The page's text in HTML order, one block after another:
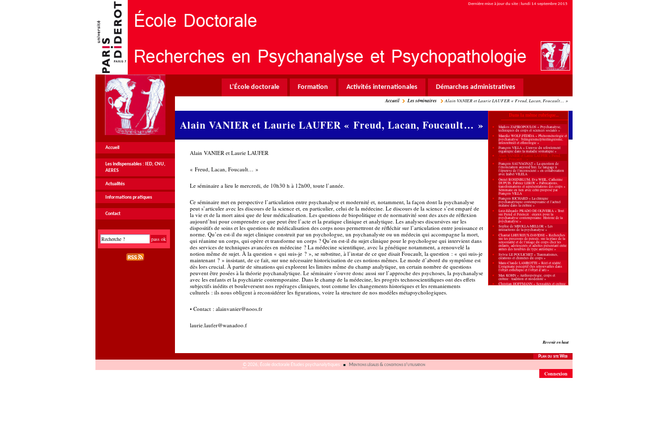
Dernière mise à jour du site : lundi 14 septembre 2015
L’École doctorale Formation Activités internationales Démarches administratives
Accueil Les séminaires Alain VANIER et Laurie LAUFER « Freud, Lacan, Foucault… »
Dans la même rubrique...
Markos ZAFIROPOULOS « Psychanalyse,
techniques du corps et sciences sociales »
Mareike WOLF-FÉDIDA « Phénoménologie et
psychanalyse : bilinguisme/plurilinguisme,
interculturel et ethnologie »
François VILLA « L’œuvre du refoulement
organique dans la maladie somatique »
Alain VANIER et Laurie LAUFER « Freud,
Lacan, Foucault… »
François SAUVAGNAT « La question de
l’énonciation aujourd’hui. Le langage à
l’épreuve de l’inconscient » en collaboration
avec Izabel VILELA
Ouriel ROSENBLUM, Eva WEIL, Catherine
DUPUIS, Fabrice LEROY « Fabrications,
transformations et représentations des corps »
Séminaire en lien avec celui proposé par
François VILLA
François RICHARD « La clinique
psychanalytique contemporaine et l’actuel
malaise dans la culture »
Luiz-Eduardo PRADO DE OLIVEIRA « Tout
sur Freud et Ferenczi : enjeux pour la
psychanalyse contemporaine. Histoire de la
psychanalyse »
Sophie de MIJOLLA-MELLOR « Les
interactions de la psychanalyse »
Chantal LHEUREUX-DAVIDSE « Recherches
sur les processus de pensée, sur la place de la
sensorialité et de l’image du corps chez les
enfants, adolescents et adultes présentant entre
autres des troubles de type autistique »
Sylvie LE POULICHET « Traumatismes,
créations et chimères du corps »
Marie-Claude LAMBOTTE « Réel et réalité.
L’originaire perceptif (Ses retrouvailles dans
l’objet esthétique et l’objet d’art) »
Max KOHN « Anthropologie, corps et
culture : tradition et modernité »
Christian HOFFMANN « Sexualités et culture
contemporaine de Freud à Lacan »
Catherine CYSSAU « Les frontières de
d’existence des Personnalités Pathologiques »
Jean-Bernard CHAPELIER « Contenance et
Drina CANDILIS-HUISMAN « Engendrement,
fabrication et transformation des corps »
Michel BOCCARA « L’anthropologie
Alain VANIER et Laurie LAUFER « Freud, Lacan, Foucault… »
Alain VANIER et Laurie LAUFER
« Freud, Lacan, Foucault… »
Le séminaire a lieu le mercredi, de 10h30 h à 12h00, toute l’année.
Ce séminaire met en perspective l’articulation entre psychanalyse et modernité et, notamment, la façon dont la psychanalyse
peut s’articuler avec les discours de la science et, en particulier, celui de la médecine. Le discours de la science s’est emparé de
la vie et de la mort ainsi que de leur médicalisation. Les questions de biopolitique et de normativité sont des axes de réflexion
aujourd’hui pour comprendre ce que peut être l’acte et la pratique clinique et analytique. Les analyses discursives sur les
dispositifs de soins et les questions de médicalisation des corps nous permettront de réfléchir sur l’articulation entre jouissance et
norme. Qu’en est-il du sujet clinique construit par un psychologue, un psychanalyste ou un médecin qui accompagne la mort,
qui réanime un corps, qui opère et transforme un corps ? Qu’en est-il du sujet clinique pour le psychologue qui intervient dans
des services de techniques avancées en médecine ? La médecine scientifique, avec la génétique notamment, a renouvelé la
notion même de sujet. À la question « qui suis-je ? », se substitue, à l’instar de ce que disait Foucault, la question : « qui suis-je
maintenant ? » insistant, de ce fait, sur une nécessaire historicisation de ces notions mêmes. Le mode d’abord du symptôme est
dès lors crucial. À partir de situations qui explorent les limites même du champ analytique, un certain nombre de questions
peuvent être posées à la théorie psychanalytique. Le séminaire s’ouvre donc aussi sur l’approche des psychoses, la psychanalyse
avec les enfants et la psychiatrie contemporaine. Dans le champ de la médecine, les progrès technoscientifiques ont des effets
subjectifs inédits et bouleversent nos repérages cliniques, tout comme les changements historiques et les remaniements
culturels : ils nous obligent à reconsidérer les figurations, voire la structure de nos modèles métapsychologiques.
• Contact : alainvanier@noos.fr
laurie.laufer@wanadoo.f
Revenir en haut
Accueil
Les indispensables : IED, CNU,
AERES
Actualités
Informations pratiques
Contact
Plan du site Web
©2026, École doctorale Études psychanalytiques Mentions légales & conditions d’utilisation
Connexion